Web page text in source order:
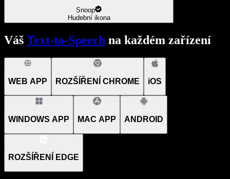
Snoop
Hudební ikona
Váš Text-to-Speech na každém zařízení
WEB APP ROZŠÍŘENÍ CHROME iOS
WINDOWS APP MAC APP ANDROID
ROZŠÍŘENÍ EDGE